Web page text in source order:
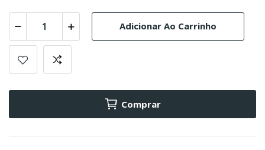
Adicionar Ao Carrinho
Comprar